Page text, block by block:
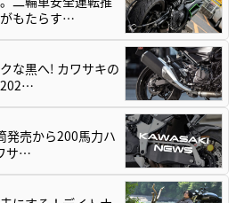
もたらす…
な黒へ! カワサキの
202…
発売から200馬力ハ
サ…